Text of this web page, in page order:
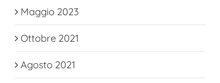
Maggio 2023
Ottobre 2021
Agosto 2021